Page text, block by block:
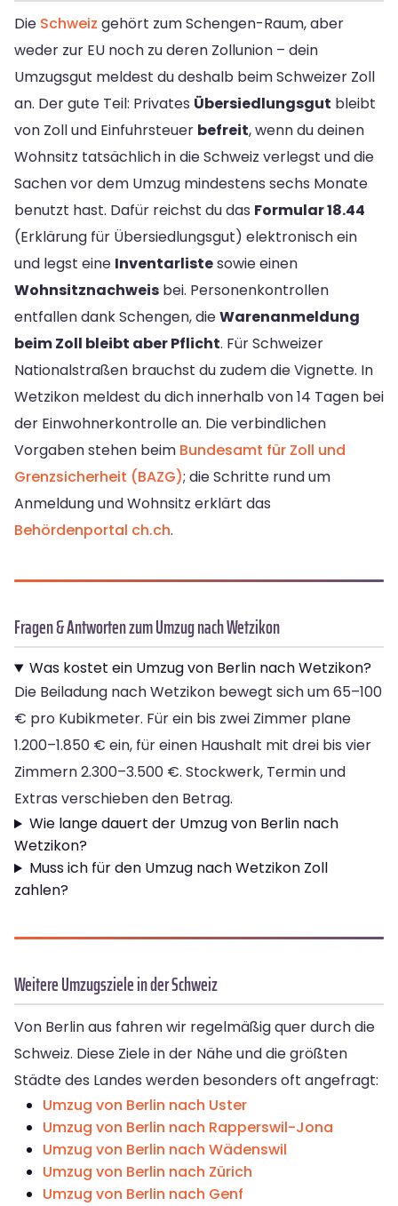
Die Schweiz gehört zum Schengen-Raum, aber
weder zur EU noch zu deren Zollunion – dein
Umzugsgut meldest du deshalb beim Schweizer Zoll
an. Der gute Teil: Privates Übersiedlungsgut bleibt
von Zoll und Einfuhrsteuer befreit, wenn du deinen
Wohnsitz tatsächlich in die Schweiz verlegst und die
Sachen vor dem Umzug mindestens sechs Monate
benutzt hast. Dafür reichst du das Formular 18.44
(Erklärung für Übersiedlungsgut) elektronisch ein
und legst eine Inventarlistesowie einen
Wohnsitznachweis bei. Personenkontrollen
entfallen dank Schengen, dieWarenanmeldung
beim Zoll bleibt aber Pflicht. Für Schweizer
Nationalstraßen brauchst du zudem die Vignette. In
Wetzikon meldest du dich innerhalb von 14 Tagen bei
der Einwohnerkontrolle an. Die verbindlichen
Vorgaben stehen beim Bundesamt für Zoll und
Grenzsicherheit (BAZG); die Schritte rund um
Anmeldung und Wohnsitz erklärt das
Behördenportal ch.ch.
Fragen & Antworten zum Umzug nach Wetzikon
Was kostet ein Umzug von Berlin nach Wetzikon?
Die Beiladung nach Wetzikon bewegt sich um 65–100
€ pro Kubikmeter. Für ein bis zwei Zimmer plane
1.200–1.850 € ein, für einen Haushalt mit drei bis vier
Zimmern 2.300–3.500 €. Stockwerk, Termin und
Extras verschieben den Betrag.
Wie lange dauert der Umzug von Berlin nach
Wetzikon?
Muss ich für den Umzug nach Wetzikon Zoll
zahlen?
Weitere Umzugsziele in der Schweiz
Von Berlin aus fahren wir regelmäßig quer durch die
Schweiz. Diese Ziele in der Nähe und die größten
Städte des Landes werden besonders oft angefragt:
Umzug von Berlin nach Uster
Umzug von Berlin nach Rapperswil-Jona
Umzug von Berlin nach Wädenswil
Umzug von Berlin nach Zürich
Umzug von Berlin nach Genf